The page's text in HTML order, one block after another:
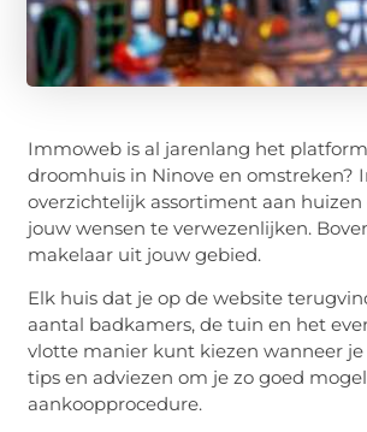
Immoweb is al jarenlang het
droomhuis in Ninove en omstreken?
overzichtelijk assortiment aan
jouw wensen te verwezenlijken.
makelaar uit jouw gebied.
Elk huis dat je op de website
aantal badkamers, de tuin en het
vlotte manier kunt kiezen wanneer
tips en adviezen om je zo goed
aankoopprocedure.